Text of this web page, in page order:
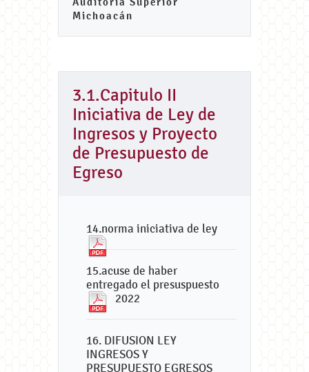
Michoacán
3.1.Capitulo II
Iniciativa de Ley de
Ingresos y Proyecto
de Presupuesto de
Egreso
14.norma iniciativa de ley
15.acuse de haber
entregado el presuspuesto
2022
16. DIFUSION LEY
INGRESOS Y
PRESUPUESTO EGRESOS